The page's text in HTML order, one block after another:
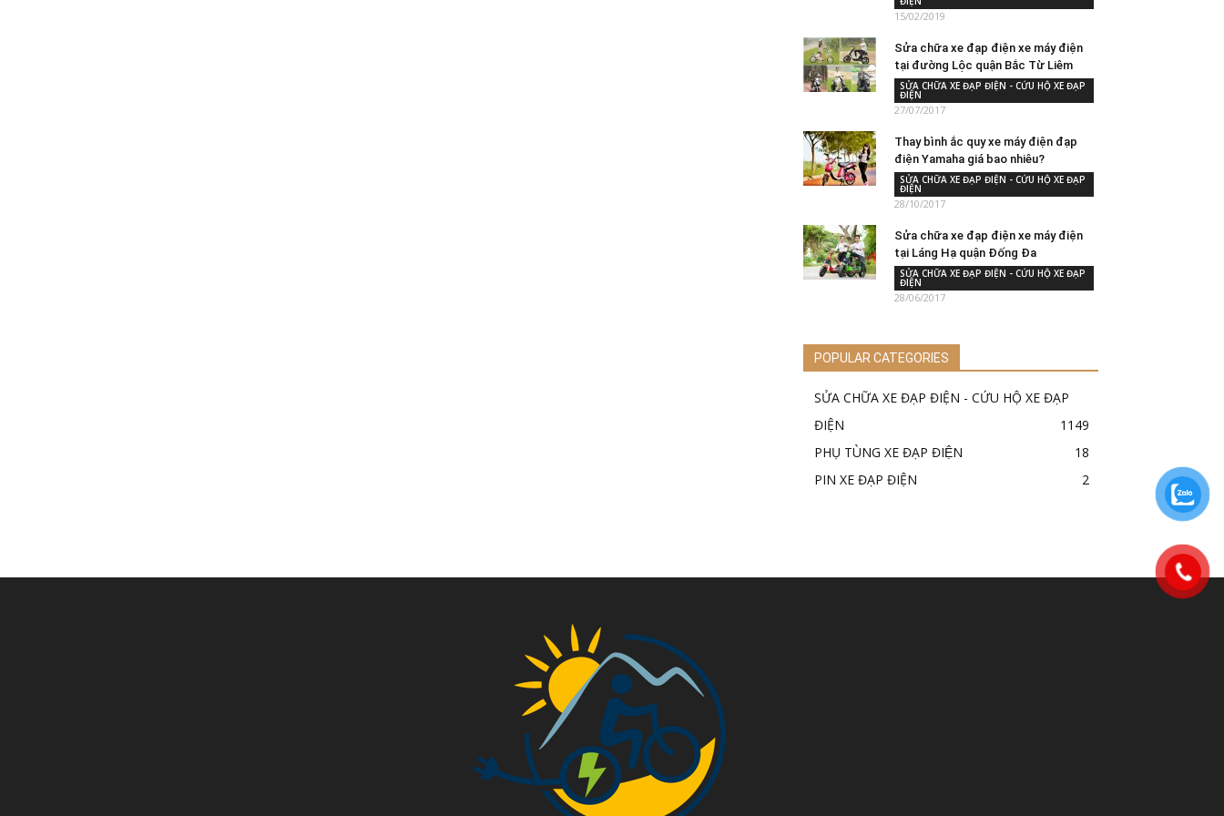
15/02/2019
Sửa chữa xe đạp điện xe máy điện
tại đường Lộc quận Bắc Từ Liêm
SỬA CHỮA XE ĐẠP ĐIỆN - CỨU HỘ XE ĐẠP
ĐIỆN
27/07/2017
Thay bình ắc quy xe máy điện đạp
điện Yamaha giá bao nhiêu?
SỬA CHỮA XE ĐẠP ĐIỆN - CỨU HỘ XE ĐẠP
ĐIỆN
28/10/2017
Sửa chữa xe đạp điện xe máy điện
tại Láng Hạ quận Đống Đa
SỬA CHỮA XE ĐẠP ĐIỆN - CỨU HỘ XE ĐẠP
ĐIỆN
28/06/2017
POPULAR CATEGORIES
SỬA CHỮA XE ĐẠP ĐIỆN - CỨU HỘ XE ĐẠP
ĐIỆN
1149
PHỤ TÙNG XE ĐẠP ĐIỆN
18
PIN XE ĐẠP ĐIỆN
2